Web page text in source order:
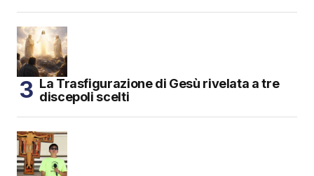
La Trasfigurazione di Gesù rivelata a tre
discepoli scelti